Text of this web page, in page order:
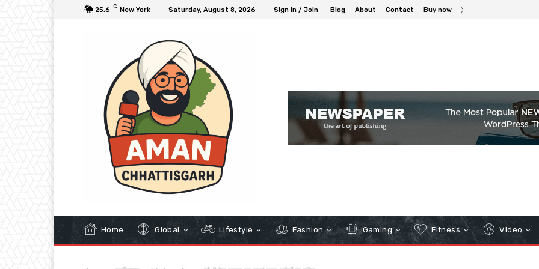
25.6 C New York Saturday, August 8, 2026 Sign in / Join Blog About Contact Buy now
Home Global Lifestyle Fashion Gaming Fitness Video